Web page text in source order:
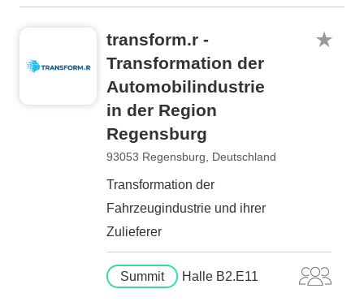
transform.r -
Transformation der
Automobilindustrie
in der Region
Regensburg
93053 Regensburg, Deutschland
Transformation der
Fahrzeugindustrie und ihrer
Zulieferer
Summit Halle B2.E11